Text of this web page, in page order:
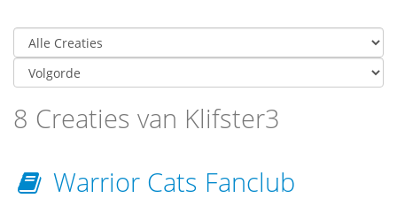
8 Creaties van Klifster3
Warrior Cats Fanclub